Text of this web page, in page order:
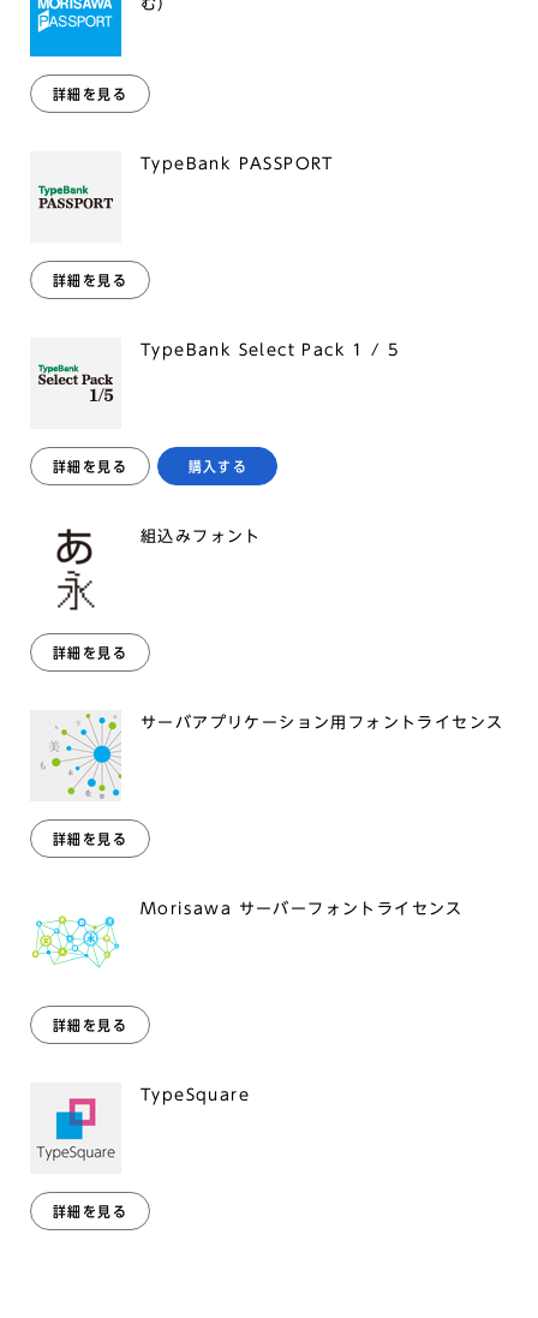
む）
詳細を見る
TypeBank PASSPORT
詳細を見る
TypeBank Select Pack 1 / 5
詳細を見る 購入する
組込みフォント
詳細を見る
サーバアプリケーション用フォントライセンス
詳細を見る
Morisawa サーバーフォントライセンス
詳細を見る
TypeSquare
詳細を見る